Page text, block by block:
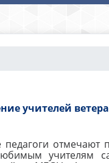
учителей
педагоги
учителям